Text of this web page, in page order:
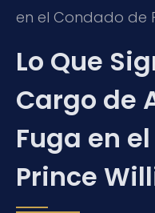
en el Condado de
Lo Que
Cargo de
Fuga en
Prince